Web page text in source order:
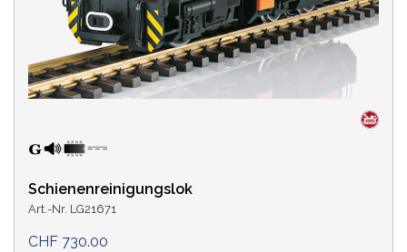
Schienenreinigungslok
Art.-Nr. LG21671
CHF 730.00